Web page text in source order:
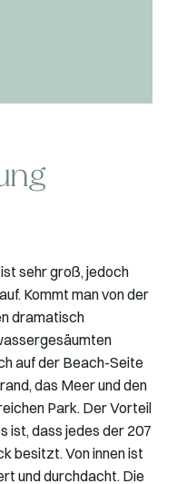
sehr groß, jedoch
Kommt man von der
dramatisch
auf der Beach-Seite
das Meer und den
Park. Der Vorteil
ist, dass jedes der 207
besitzt. Von innen ist
und durchdacht. Die